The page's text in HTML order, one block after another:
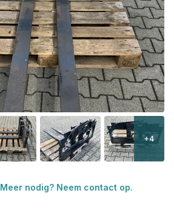
+4
Meer nodig? Neem contact op.